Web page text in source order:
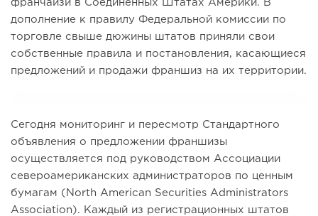
франчайзи в Соединенных Штатах Америки. В
дополнение к правилу Федеральной комиссии по
торговле свыше дюжины штатов приняли свои
собственные правила и постановления, касающиеся
предложений и продажи франшиз на их территории.
Сегодня мониторинг и пересмотр Стандартного
объявления о предложении франшизы
осуществляется под руководством Ассоциации
североамериканских администраторов по ценным
бумагам (North American Securities Administrators
Association). Каждый из регистрационных штатов